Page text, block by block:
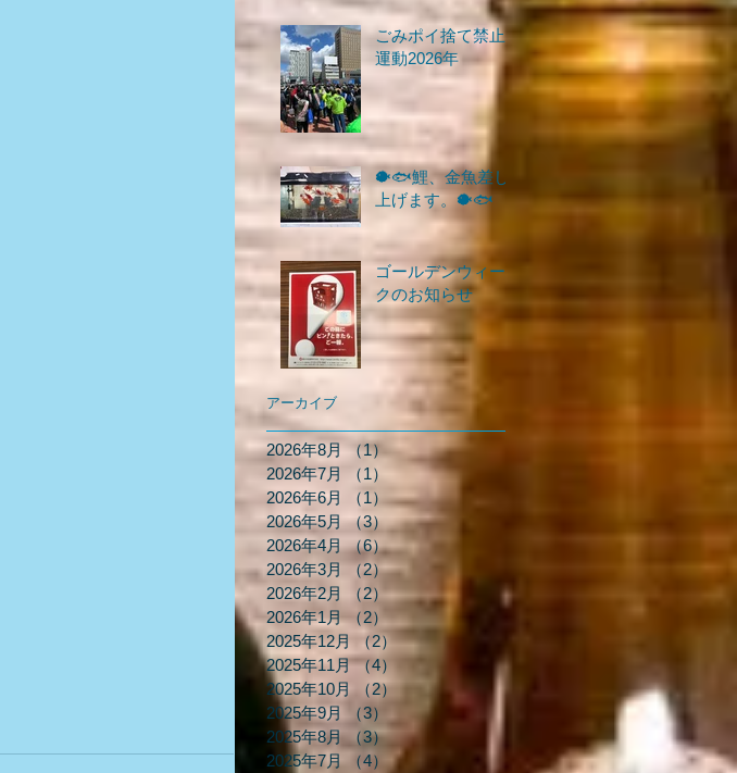
ごみポイ捨て禁止
運動2026年
🐡🐟鯉、金魚差し
上げます。🐡🐟
ゴールデンウィー
クのお知らせ
アーカイブ
2026年8月 （1）
1件の記事
2026年7月
（1）
1件の記事
2026年6月
（1）1件の記事
2026年5月 （3）3件の記事
2026年4月 （6）6件の記事
2026年3月
（2）2件の記事
2026年2月
（2）2件の記事
2026年1月 （2）2件の記事
2025年12月
（2）2件の記事
2025年11月 （4）
4件の記事
2025年10月
（2）
2件の記事
2025年9月
（3）
3件の記事
2025年8月 （3）3件の記事
2025年7月
（4）
4件の記事